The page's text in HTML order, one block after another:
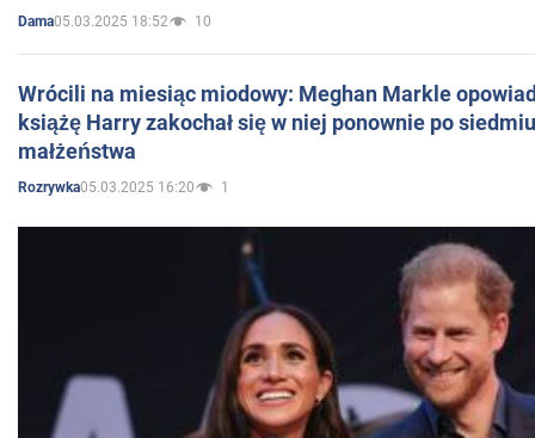
Dama05.03.2025 18:52 10
Wrócili na miesiąc miodowy: Meghan Markle
książę Harry zakochał się w niej ponownie po
małżeństwa
Rozrywka05.03.2025 16:20 1